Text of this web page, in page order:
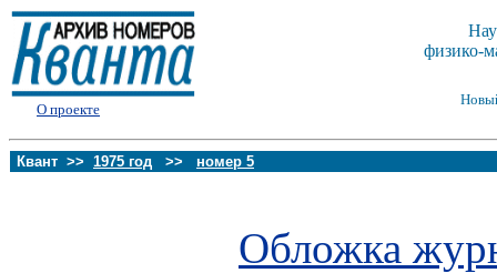
О проекте
физико-
Квант >> 1975 год >> номер 5
Обложка